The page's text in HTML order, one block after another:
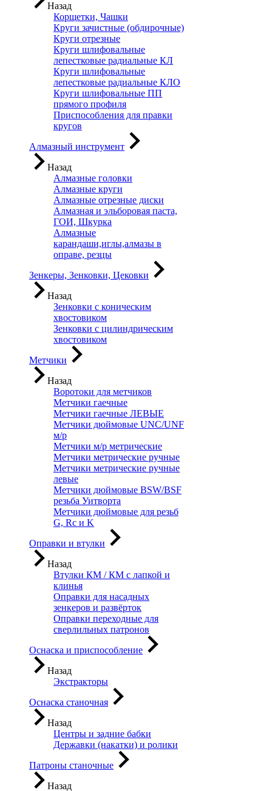
Назад
Корщетки, Чашки
Круги зачистные (обдирочные)
Круги отрезные
Круги шлифовальные
лепестковые радиальные КЛ
Круги шлифовальные
лепестковые радиальные КЛО
Круги шлифовальные ПП
прямого профиля
Приспособления для правки
кругов
Алмазный инструмент
Назад
Алмазные головки
Алмазные круги
Алмазные отрезные диски
Алмазная и эльборовая паста,
ГОИ, Шкурка
Алмазные
карандаши,иглы,алмазы в
оправе, резцы
Зенкеры, Зенковки, Цековки
Назад
Зенковки с коническим
хвостовиком
Зенковки с цилиндрическим
хвостовиком
Метчики
Назад
Воротоки для метчиков
Метчики гаечные
Метчики гаечные ЛЕВЫЕ
Метчики дюймовые UNC/UNF
м/р
Метчики м/р метрические
Метчики метрические ручные
Метчики метрические ручные
левые
Метчики дюймовые BSW/BSF
резьба Уитворта
Метчики дюймовые для резьб
G, Rc и K
Оправки и втулки
Назад
Втулки КМ / КМ с лапкой и
клинья
Оправки для насадных
зенкеров и развёрток
Оправки переходные для
сверлильных патронов
Оснаска и приспособление
Назад
Экстракторы
Оснаска станочная
Назад
Центры и задние бабки
Державки (накатки) и ролики
Патроны станочные
Назад